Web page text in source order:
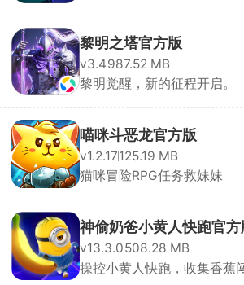
黎明之塔官方版
v3.4987.52 MB
黎明觉醒，新的征程开启。
喵咪斗恶龙官方版
v1.2.17125.19 MB
猫咪冒险RPG任务救妹妹
神偷奶爸小黄人快跑官方
v13.3.0508.28 MB
操控小黄人快跑，收集香蕉